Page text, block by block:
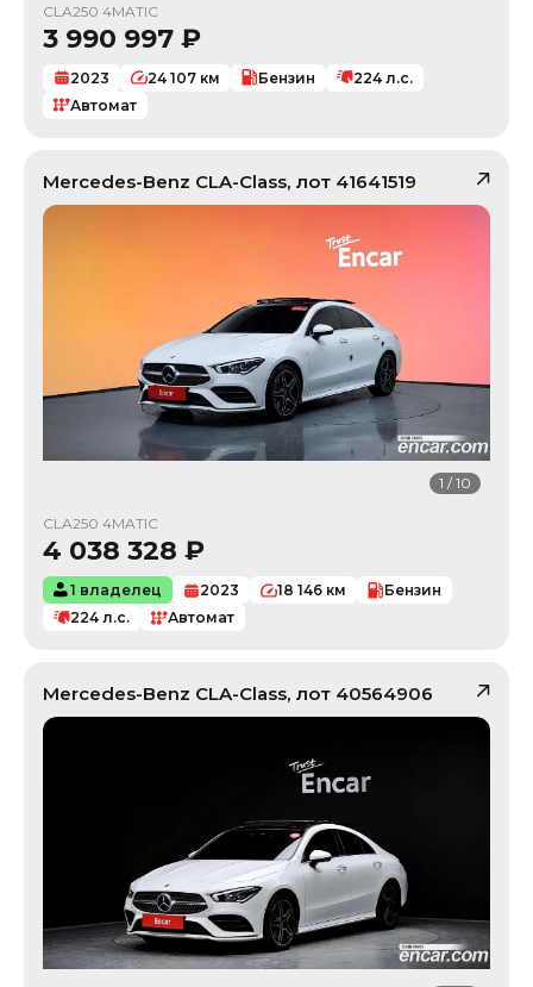
CLA250 4MATIC
3 990 997 ₽
2023 24 107 км Бензин 224 л.с.
Автомат
Mercedes-Benz CLA-Class, лот 41641519
1 /10
CLA250 4MATIC
4 038 328 ₽
1 владелец 2023 18 146 км
Бензин
224 л.с. Автомат
Mercedes-Benz CLA-Class, лот 40564906